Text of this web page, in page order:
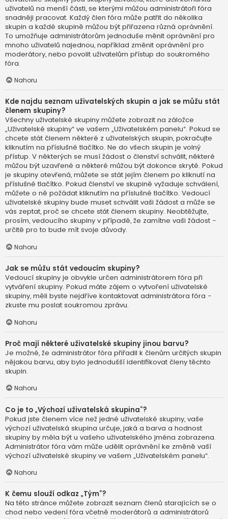
uživatelů na menší části, se kterými můžou administrátoři fóra
snadněji pracovat. Každý člen fóra může patřit do několika
skupin a každé skupině můžou být přiřazena různá oprávnění.
To umožňuje administrátorům jednoduše měnit oprávnění pro
mnoho uživatelů najednou, například změnit oprávnění pro
moderátory, nebo povolit uživatelům přístup do soukromého
fóra.
Nahoru
Kde najdu seznam uživatelských skupin a jak se můžu stát
členem skupiny?
Všechny uživatelské skupiny můžete zobrazit na záložce
„Uživatelské skupiny“ ve vašem „Uživatelském panelu“. Pokud se
chcete stát členem některé z uživatelských skupin, pokračujte
kliknutím na příslušné tlačítko. Ne do všech skupin je volný
přístup. V některých se musí žádost o členství schválit, některé
můžou být uzavřené a některé můžou být dokonce skryté. Pokud
je skupiny otevřená, můžete se stát jejím členem po kliknutí na
příslušné tlačítko. Pokud členství ve skupině vyžaduje schválení,
můžete o ně požádat kliknutím na příslušné tlačítko. Vedoucí
uživatelské skupiny bude muset schválit vaši žádost a může se
vás zeptat, proč se chcete stát členem skupiny. Neobtěžujte,
prosím, vedoucího skupiny v případě, že zamítne vaši žádost -
určitě pro to bude mít svoje důvody.
Nahoru
Jak se můžu stát vedoucím skupiny?
Vedoucí skupiny je obvykle určen administrátorem fóra při
vytváření skupiny. Pokud máte zájem o vytvoření uživatelské
skupiny, měli byste nejdříve kontaktovat administrátora fóra -
zkuste mu poslat soukromou zprávu.
Nahoru
Proč mají některé uživatelské skupiny jinou barvu?
Je možné, že administrátor fóra přiřadil k členům určitých skupin
nějakou barvu, aby bylo jednodušší identifikovat členy těchto
skupin.
Nahoru
Co je to „Výchozí uživatelská skupina“?
Pokud jste členem více než jedné uživatelské skupiny, vaše
výchozí uživatelská skupina určuje, jaká a barva a hodnost
skupiny by měla být u vašeho uživatelského jména zobrazena.
Administrátor fóra vám může udělit oprávnění ke změně vaší
výchozí uživatelské skupiny ve vašem „Uživatelském panelu“.
Nahoru
K čemu slouží odkaz „Tým“?
Na této stránce můžete zobrazit seznam členů starajících se o
chod nebo vedení fóra včetně moderátorů a administrátorů